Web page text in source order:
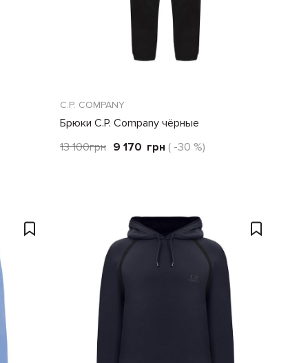
C.P. COMPANY
Брюки C.P. Company чёрные
13 100грн 9 170 грн ( -30 %)